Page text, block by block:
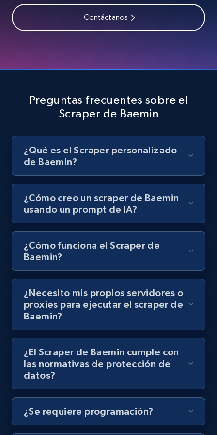
filters
Video length, Likes, Views, and more.
716+
URL, Title, Youtuber, Youtuber md5, Video url,
Video length, Likes, Views, and more.
8.1K+ 716+ Prueba gratuita
Youtube - Videos posts - Discovery records
by Explore page URL
URL, Title, Youtuber, Youtuber md5, Video url,
Video length, Likes, Views, and more.
Youtube - Videos posts - Discovery videos
URL, Title, Youtuber, Youtuber md5, Video url,
Contáctanos
Preguntas frecuentes sobre el
Scraper de Baemin
¿Qué es el Scraper personalizado
de Baemin?
¿Cómo creo un scraper de Baemin
usando un prompt de IA?
¿Cómo funciona el Scraper de
Baemin?
¿Necesito mis propios servidores o
proxies para ejecutar el scraper de
Baemin?
¿El Scraper de Baemin cumple con
las normativas de protección de
datos?
¿Se requiere programación?